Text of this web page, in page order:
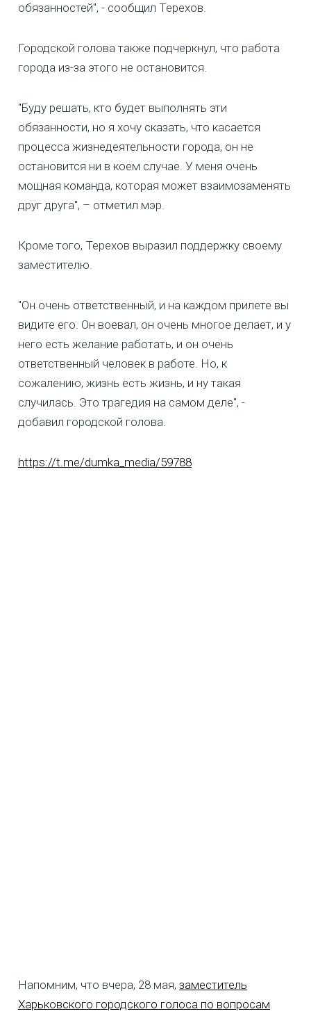
обязанностей", - сообщил Терехов.
Городской голова также подчеркнул, что работа
города из-за этого не остановится.
"Буду решать, кто будет выполнять эти
обязанности, но я хочу сказать, что касается
процесса жизнедеятельности города, он не
остановится ни в коем случае. У меня очень
мощная команда, которая может взаимозаменять
друг друга", – отметил мэр.
Кроме того, Терехов выразил поддержку своему
заместителю.
"Он очень ответственный, и на каждом прилете вы
видите его. Он воевал, он очень многое делает, и у
него есть желание работать, и он очень
ответственный человек в работе. Но, к
сожалению, жизнь есть жизнь, и ну такая
случилась. Это трагедия на самом деле", -
добавил городской голова.
https://t.me/dumka_media/59788
Напомним, что вчера, 28 мая, заместитель
Харьковского городского голоса по вопросам